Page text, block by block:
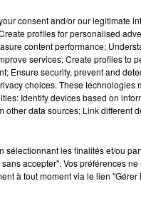
DE...
des vendange
consent and/or our legitimate
profiles for personalised
content performance;
services; Create profiles to
Ensure security, prevent and
choices. These technologies
Identify devices based on
data sources; Link different
sélectionnant les finalités et/ou
accepter". Vos préférences
à tout moment via le lien